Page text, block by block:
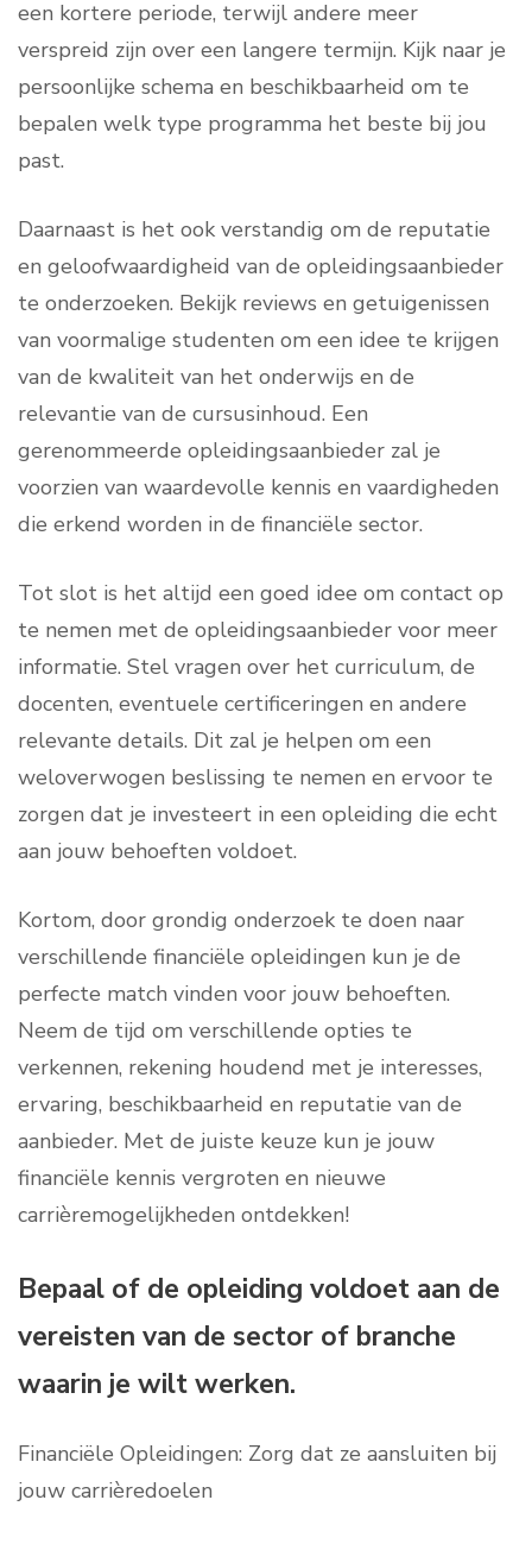
een kortere periode, terwijl andere meer
verspreid zijn over een langere termijn. Kijk naar je
persoonlijke schema en beschikbaarheid om te
bepalen welk type programma het beste bij jou
past.
Daarnaast is het ook verstandig om de reputatie
en geloofwaardigheid van de opleidingsaanbieder
te onderzoeken. Bekijk reviews en getuigenissen
van voormalige studenten om een idee te krijgen
van de kwaliteit van het onderwijs en de
relevantie van de cursusinhoud. Een
gerenommeerde opleidingsaanbieder zal je
voorzien van waardevolle kennis en vaardigheden
die erkend worden in de financiële sector.
Tot slot is het altijd een goed idee om contact op
te nemen met de opleidingsaanbieder voor meer
informatie. Stel vragen over het curriculum, de
docenten, eventuele certificeringen en andere
relevante details. Dit zal je helpen om een
weloverwogen beslissing te nemen en ervoor te
zorgen dat je investeert in een opleiding die echt
aan jouw behoeften voldoet.
Kortom, door grondig onderzoek te doen naar
verschillende financiële opleidingen kun je de
perfecte match vinden voor jouw behoeften.
Neem de tijd om verschillende opties te
verkennen, rekening houdend met je interesses,
ervaring, beschikbaarheid en reputatie van de
aanbieder. Met de juiste keuze kun je jouw
financiële kennis vergroten en nieuwe
carrièremogelijkheden ontdekken!
Bepaal of de opleiding voldoet aan de
vereisten van de sector of branche
waarin je wilt werken.
Financiële Opleidingen: Zorg dat ze aansluiten bij
jouw carrièredoelen